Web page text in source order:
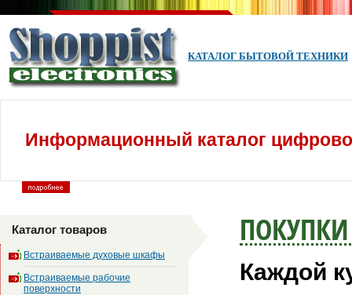
КАТАЛОГ БЫТОВОЙ ТЕХНИКИ
Информационный каталог
Каталог товаров
Встраиваемые духовые шкафы
Встраиваемые рабочие
поверхности
ПОКУПКИ
Каждой